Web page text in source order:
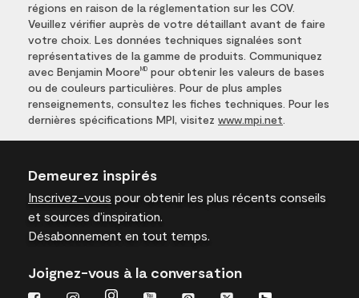
régions en raison de la réglementation sur les COV.
Veuillez vérifier auprès de votre détaillant avant de faire
votre choix. Les données techniques signalées sont
représentatives de la gamme de produits. Communiquez
avec Benjamin Moore MD pour obtenir les valeurs de bases
ou de couleurs particulières. Pour de plus amples
renseignements, consultez les fiches techniques. Pour les
dernières spécifications MPI, visitez www.mpi.net
Demeurez inspirés
Inscrivez-vous pour obtenir les plus récents conseils
et sources d’inspiration.
Désabonnement en tout temps.
Joignez-vous à la conversation